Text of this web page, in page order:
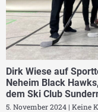
Dirk Wiese auf
Neheim Black
dem Ski Club
5. November 2024 Keine